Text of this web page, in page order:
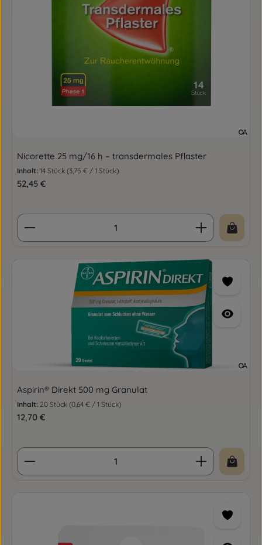
Nicorette 25 mg/16 h – transdermales Pflaster
Inhalt: 14 Stück (3,75 € / 1 Stück)
Regulärer Preis:
52,45 €
Produkt Anzahl: Gib den gewünschten Wert
Aspirin® Direkt 500 mg Granulat
Inhalt: 20 Stück (0,64 € / 1 Stück)
Regulärer Preis:
12,70 €
Produkt Anzahl: Gib den gewünschten Wert